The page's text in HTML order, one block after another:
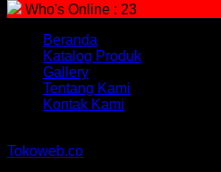
Who's Online : 23
Beranda
Katalog Produk
Gallery
Tentang Kami
Kontak Kami
Tokoweb.co